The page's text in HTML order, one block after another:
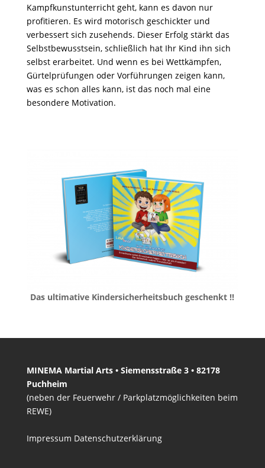
Kampfkunstunterricht geht, kann es davon nur
profitieren. Es wird motorisch geschickter und
verbessert sich zusehends. Dieser Erfolg stärkt das
Selbstbewusstsein, schließlich hat Ihr Kind ihn sich
selbst erarbeitet. Und wenn es bei Wettkämpfen,
Gürtelprüfungen oder Vorführungen zeigen kann,
was es schon alles kann, ist das noch mal eine
besondere Motivation.
Das ultimative Kindersicherheitsbuch geschenkt !!
MINEMA Martial Arts • Siemensstraße 3 • 82178
Puchheim
(neben der Feuerwehr / Parkplatzmöglichkeiten beim
REWE)
Impressum Datenschutzerklärung